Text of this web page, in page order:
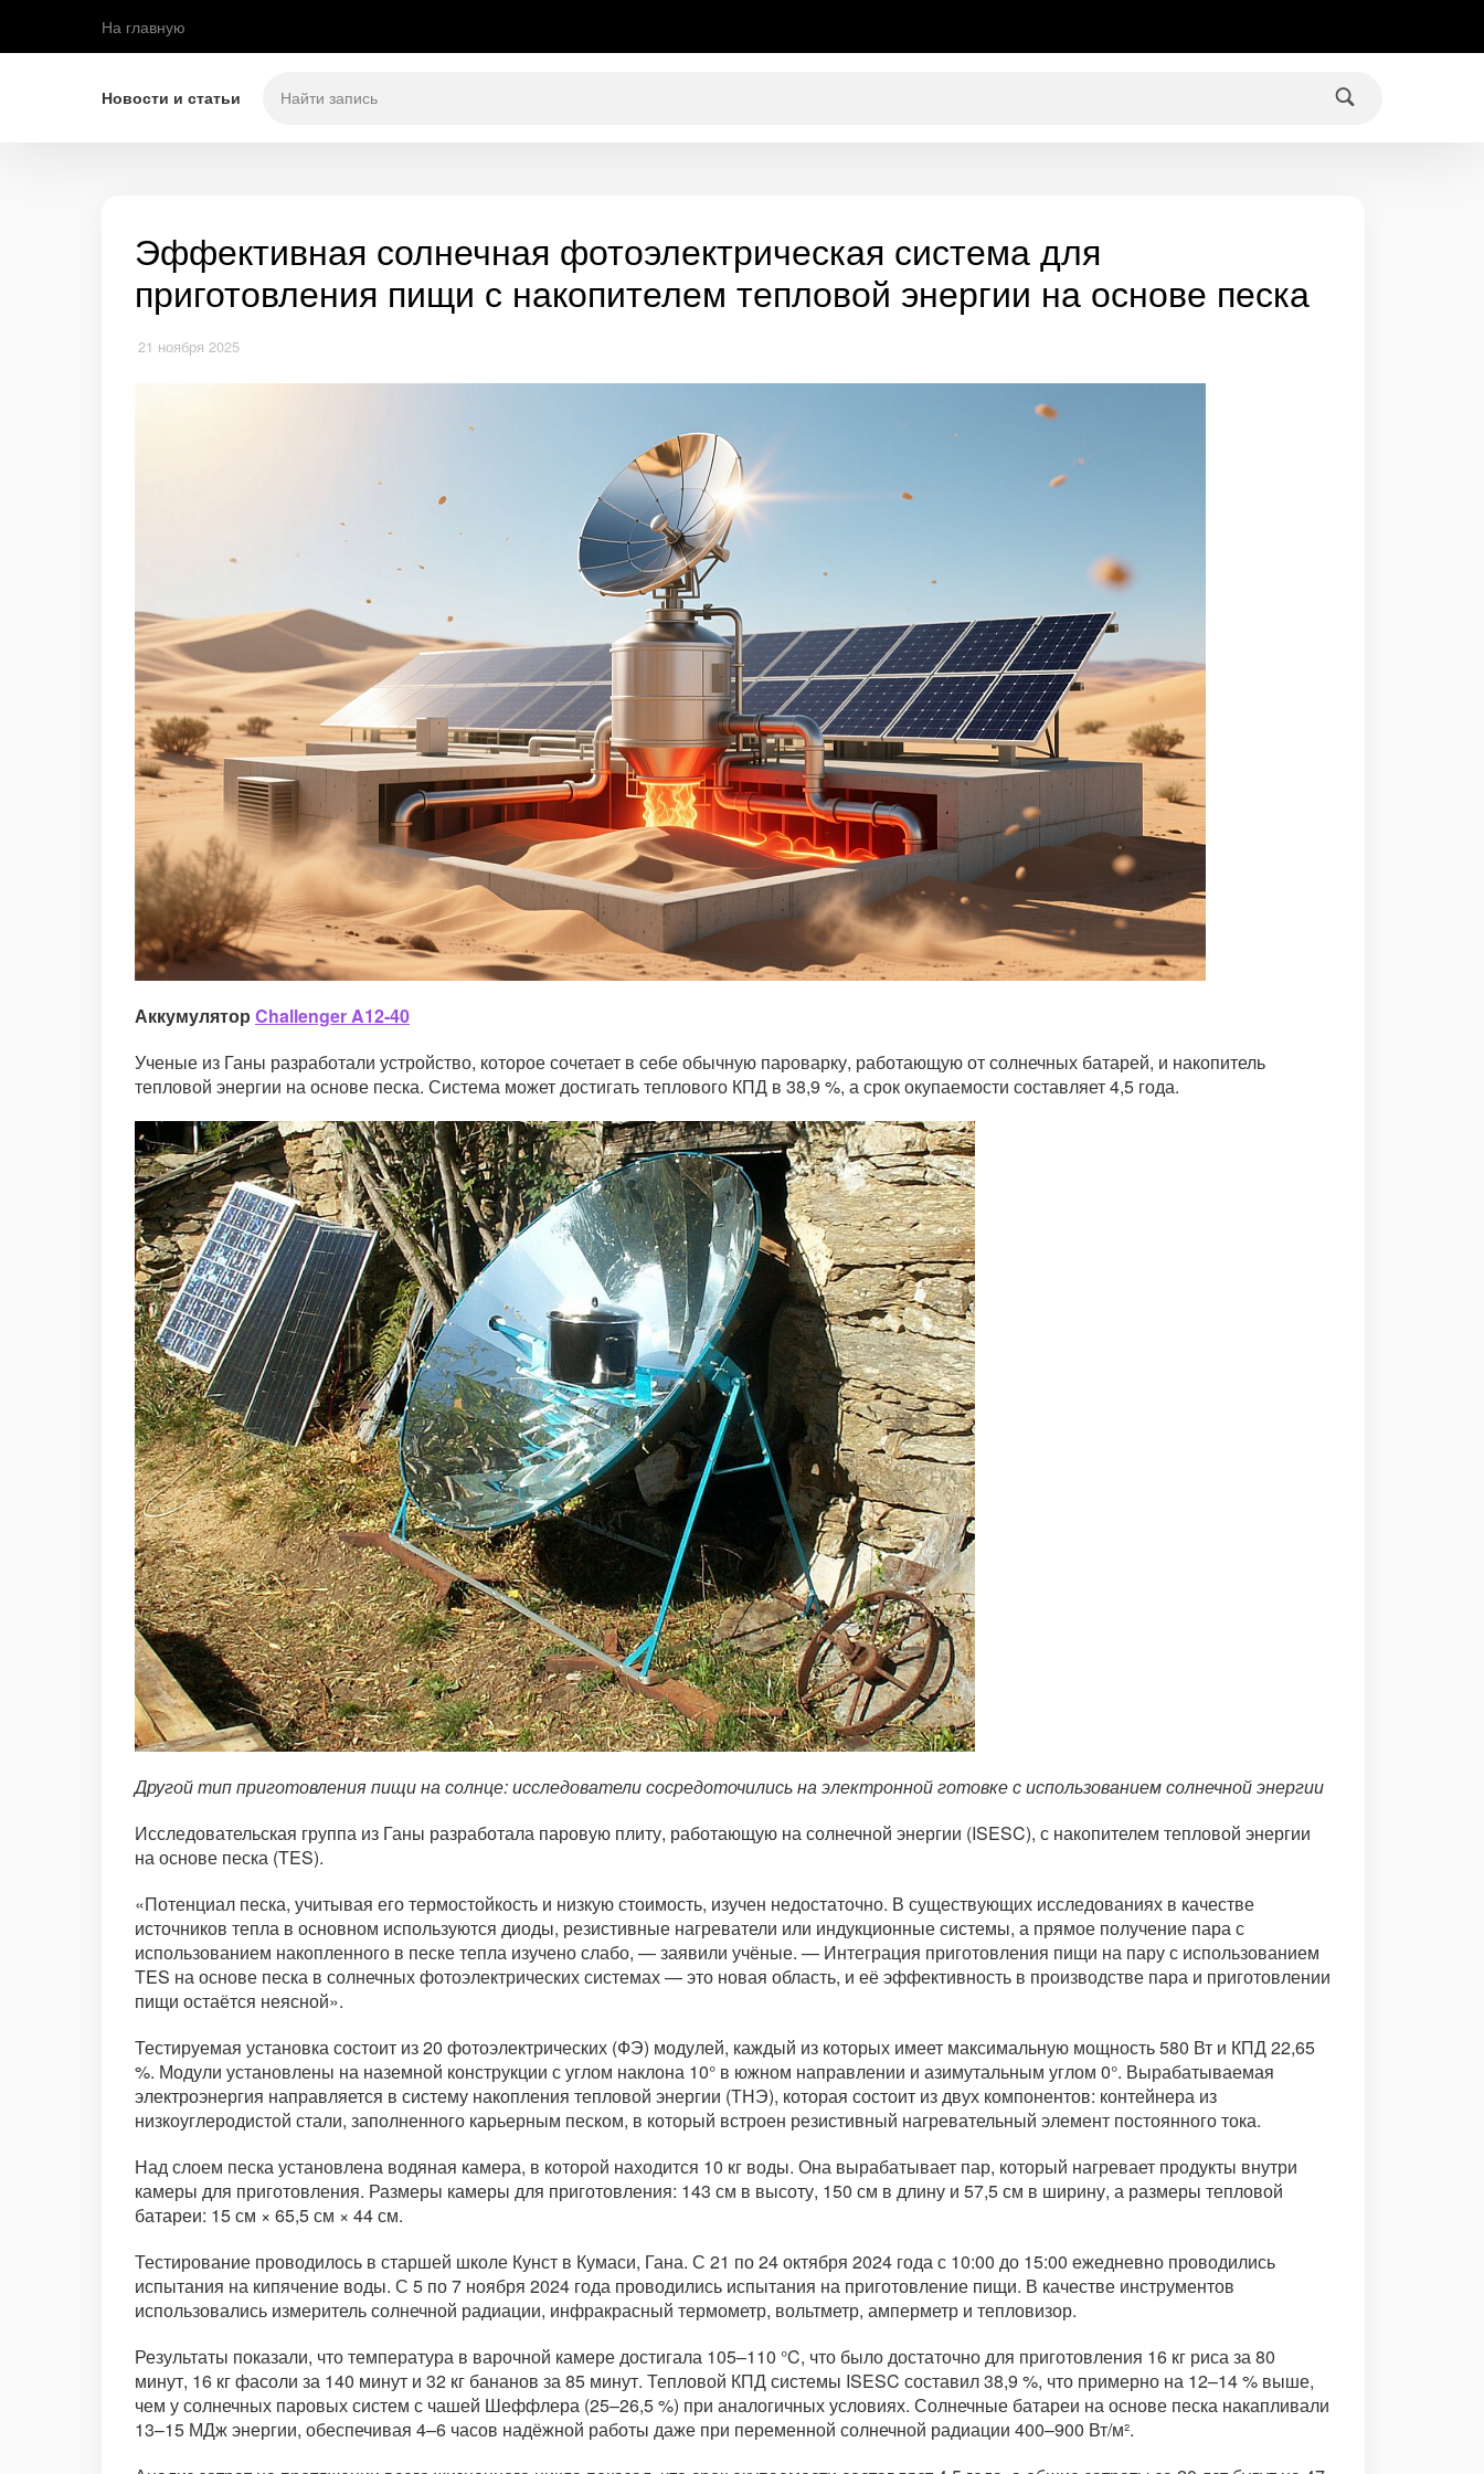
На главную
Новости и статьи
Эффективная солнечная фотоэлектрическая система для
приготовления пищи с накопителем тепловой энергии на основе песка
21 ноября 2025
Аккумулятор Challenger A12-40
Ученые из Ганы разработали устройство, которое сочетает в себе обычную пароварку, работающую от солнечных батарей, и накопитель
тепловой энергии на основе песка. Система может достигать теплового КПД в 38,9 %, а срок окупаемости составляет 4,5 года.
Другой тип приготовления пищи на солнце: исследователи сосредоточились на электронной готовке с использованием солнечной энергии
Исследовательская группа из Ганы разработала паровую плиту, работающую на солнечной энергии (ISESC), с накопителем тепловой энергии
на основе песка (TES).
«Потенциал песка, учитывая его термостойкость и низкую стоимость, изучен недостаточно. В существующих исследованиях в качестве
источников тепла в основном используются диоды, резистивные нагреватели или индукционные системы, а прямое получение пара с
использованием накопленного в песке тепла изучено слабо, — заявили учёные. — Интеграция приготовления пищи на пару с использованием
TES на основе песка в солнечных фотоэлектрических системах — это новая область, и её эффективность в производстве пара и приготовлении
пищи остаётся неясной».
Тестируемая установка состоит из 20 фотоэлектрических (ФЭ) модулей, каждый из которых имеет максимальную мощность 580 Вт и КПД 22,65
%. Модули установлены на наземной конструкции с углом наклона 10° в южном направлении и азимутальным углом 0°. Вырабатываемая
электроэнергия направляется в систему накопления тепловой энергии (ТНЭ), которая состоит из двух компонентов: контейнера из
низкоуглеродистой стали, заполненного карьерным песком, в который встроен резистивный нагревательный элемент постоянного тока.
Над слоем песка установлена водяная камера, в которой находится 10 кг воды. Она вырабатывает пар, который нагревает продукты внутри
камеры для приготовления. Размеры камеры для приготовления: 143 см в высоту, 150 см в длину и 57,5 см в ширину, а размеры тепловой
батареи: 15 см × 65,5 см × 44 см.
Тестирование проводилось в старшей школе Кунст в Кумаси, Гана. С 21 по 24 октября 2024 года с 10:00 до 15:00 ежедневно проводились
испытания на кипячение воды. С 5 по 7 ноября 2024 года проводились испытания на приготовление пищи. В качестве инструментов
использовались измеритель солнечной радиации, инфракрасный термометр, вольтметр, амперметр и тепловизор.
Результаты показали, что температура в варочной камере достигала 105–110 °C, что было достаточно для приготовления 16 кг риса за 80
минут, 16 кг фасоли за 140 минут и 32 кг бананов за 85 минут. Тепловой КПД системы ISESC составил 38,9 %, что примерно на 12–14 % выше,
чем у солнечных паровых систем с чашей Шеффлера (25–26,5 %) при аналогичных условиях. Солнечные батареи на основе песка накапливали
13–15 МДж энергии, обеспечивая 4–6 часов надёжной работы даже при переменной солнечной радиации 400–900 Вт/м².